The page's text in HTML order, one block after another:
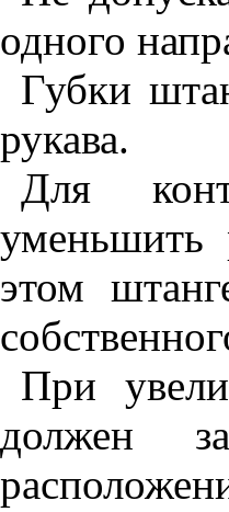
одного
Губки
рукава.
Для
этом
При
должен